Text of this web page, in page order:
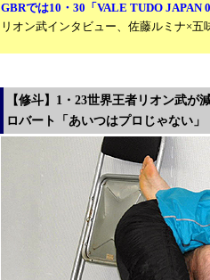
GBRでは10・30「VALE TUDO JAPAN
リオン武インタビュー、佐藤ルミナ×
【修斗】1・23世界王者リオン武が
ロバート「あいつはプロじゃない」